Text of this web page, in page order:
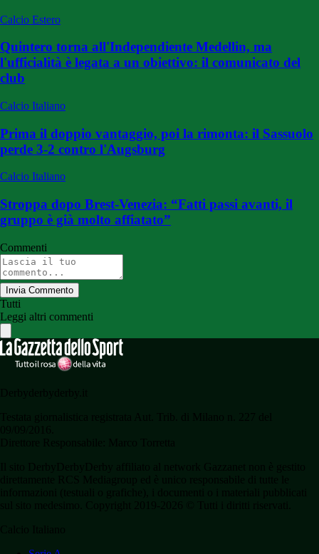
Calcio Estero
Quintero torna all'Independiente Medellin, ma
l'ufficialità è legata a un obiettivo: il comunicato del
club
Calcio Italiano
Prima il doppio vantaggio, poi la rimonta: il Sassuolo
perde 3-2 contro l'Augsburg
Calcio Italiano
Stroppa dopo Brest-Venezia: “Fatti passi avanti, il
gruppo è già molto affiatato”
Commenti
Invia Commento
Tutti
Leggi altri commenti